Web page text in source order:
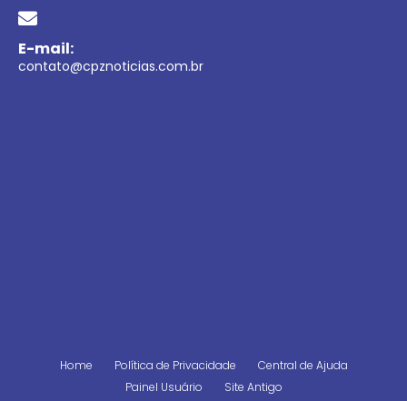
E-mail:
contato@cpznoticias.com.br
Home Política de Privacidade
Central de Ajuda
Painel Usuário
Site Antigo